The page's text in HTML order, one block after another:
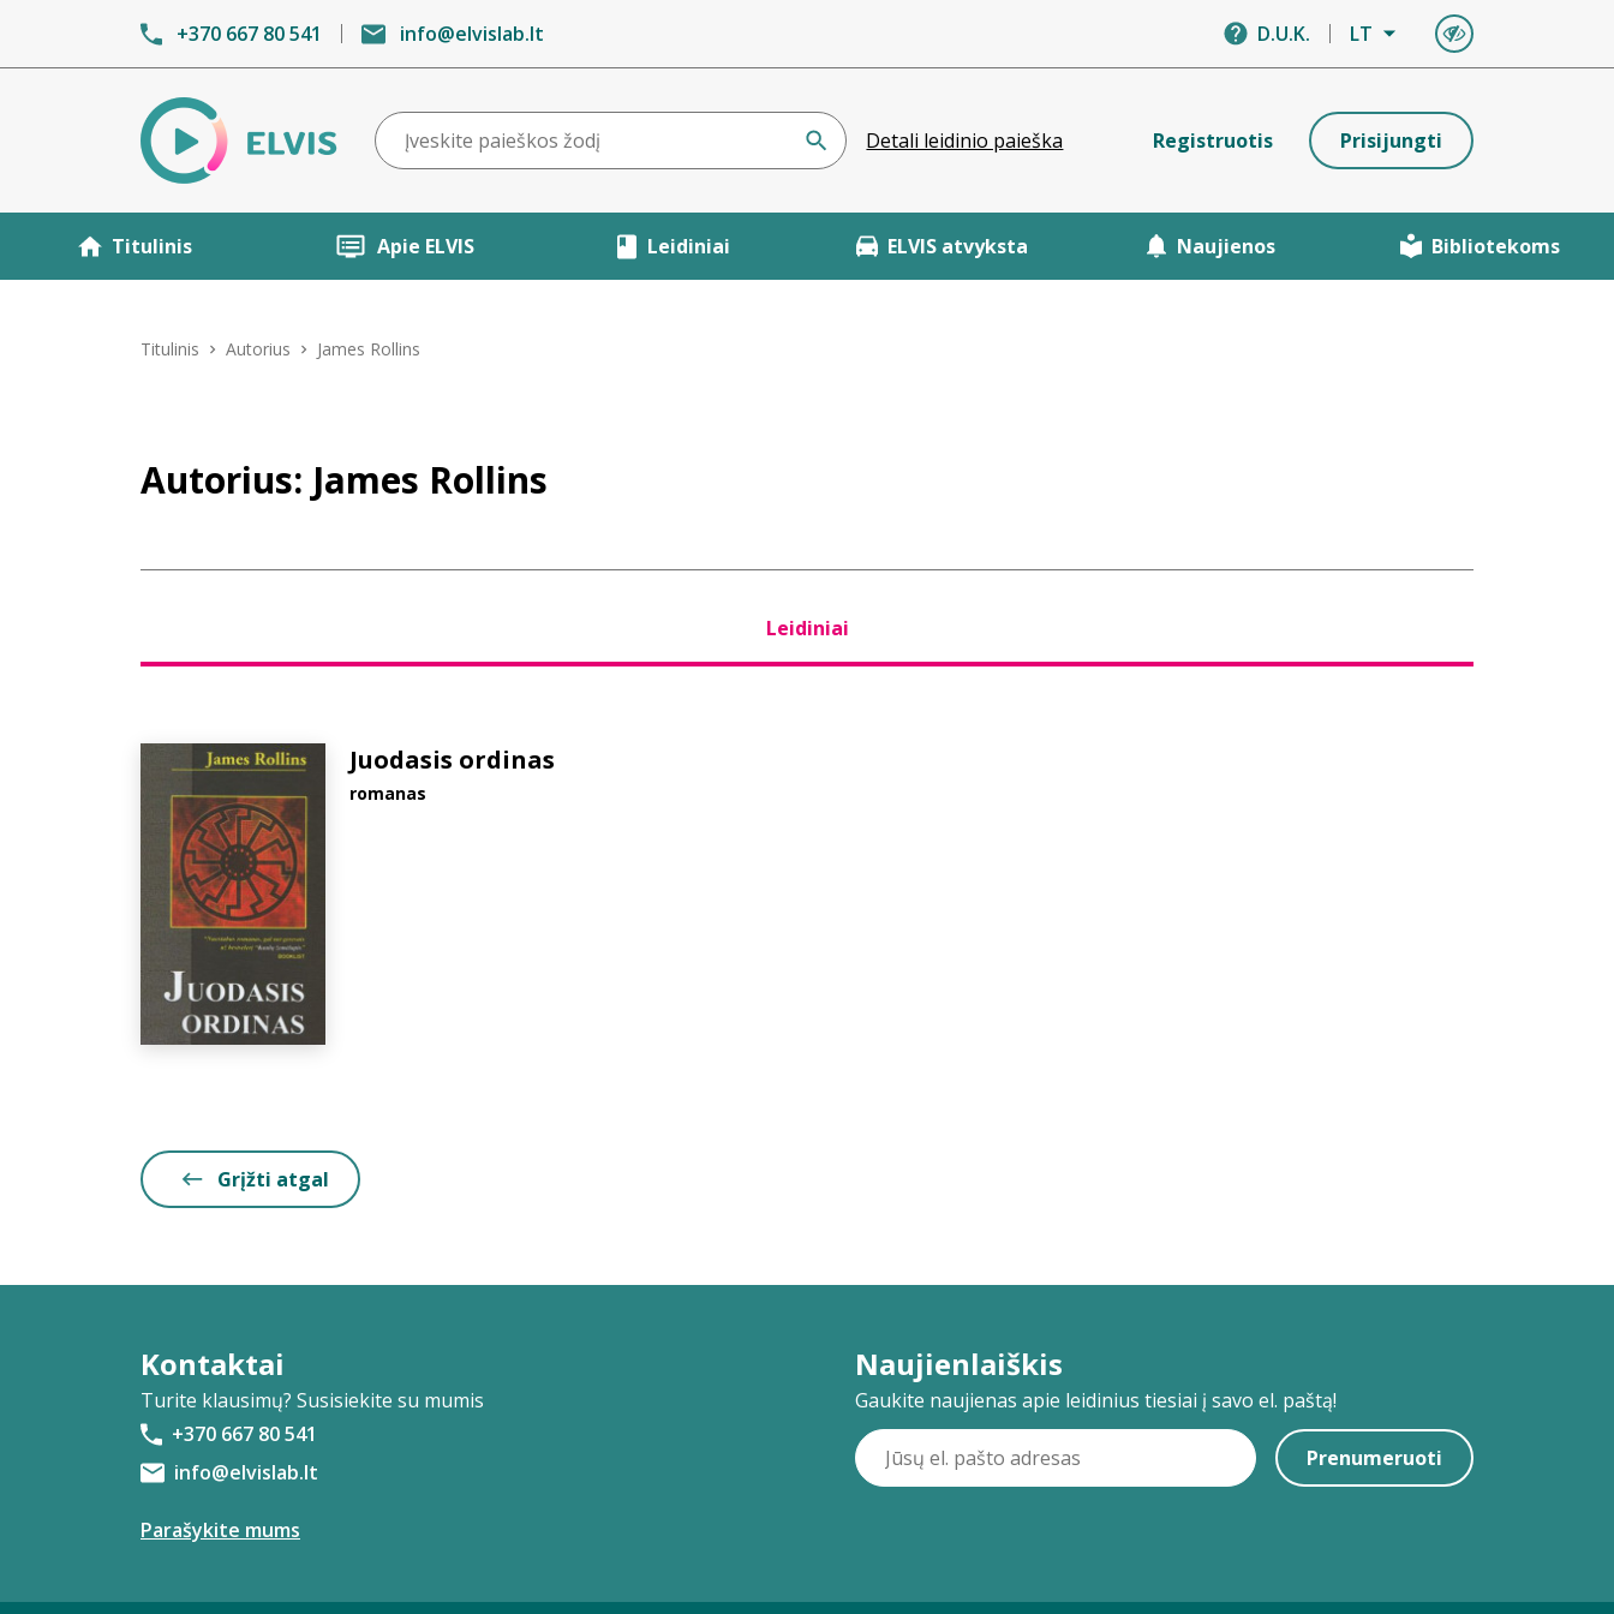
+370 667 80 541 info@elvislab.lt D.U.K. LT
Detali leidinio paieška Registruotis Prisijungti
Titulinis Apie ELVIS Leidiniai ELVIS atvyksta Naujienos Bibliotekoms
Titulinis Autorius James Rollins
Autorius: James Rollins
Leidiniai
Juodasis ordinas
romanas
Grįžti atgal
Kontaktai
Turite klausimų? Susisiekite su mumis
+370 667 80 541
info@elvislab.lt
Parašykite mums
Naujienlaiškis
Gaukite naujienas apie leidinius tiesiai į savo el. paštą!
Prenumeruoti